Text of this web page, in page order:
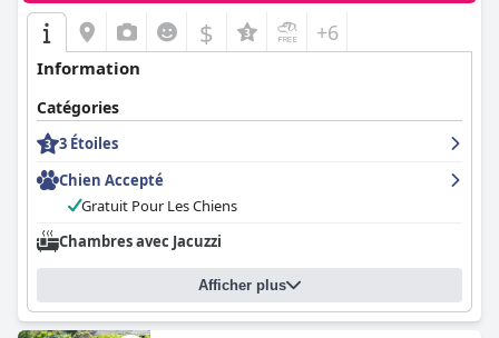
$ +6
Information
Catégories
3 Étoiles
Chien Accepté
Gratuit Pour Les Chiens
Chambres avec Jacuzzi
Afficher plus